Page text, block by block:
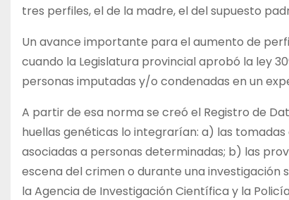
tres perfiles, el de la madre, el del supuesto
Un avance importante para el aumento de
cuando la Legislatura provincial aprobó la ley
personas imputadas y/o condenadas en un
A partir de esa norma se creó el Registro de
huellas genéticas lo integrarían: a) las
asociadas a personas determinadas; b) las
escena del crimen o durante una investigación
la Agencia de Investigación Científica y la